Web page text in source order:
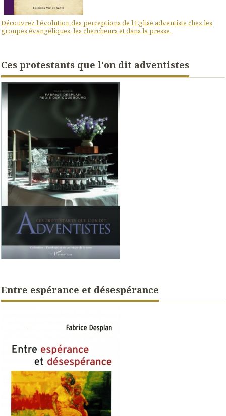
Découvrez l'évolution des perceptions de l'Eglise adventiste chez les
groupes évangéliques, les chercheurs et dans la presse.
Ces protestants que l'on dit adventistes
Entre espérance et désespérance